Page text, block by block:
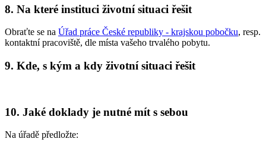
8. Na které instituci životní situaci řešit
Obraťte se na Úřad práce České republiky - krajskou pobočku, resp.
kontaktní pracoviště, dle místa vašeho trvalého pobytu.
9. Kde, s kým a kdy životní situaci řešit
10. Jaké doklady je nutné mít s sebou
Na úřadě předložte: